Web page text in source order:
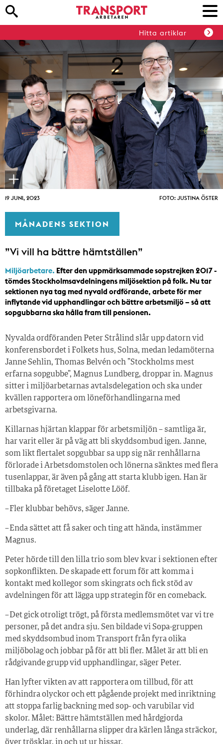
Hitta artiklar
19 JUNI, 2023 FOTO: JUSTINA ÖSTER
MÅNADENS SEKTION
”Vi vill ha bättre hämtställen”
Miljöarbetare. Efter den uppmärksammade sopstrejken 2017 ­
tömdes Stockholmsavdelningens miljösektion på folk. Nu tar
sektionen nya tag med nyvald ordförande, arbete för mer
inflytande vid upphandlingar och bättre arbetsmiljö – så att
sopgubbarna ska hålla fram till pensionen.
Nyvalda ordföranden Peter Strålind slår upp datorn vid
konferensbordet i Folkets hus, Solna, medan ledamöterna
Janne Sehlin, Thomas Belvén och ”Stockholms mest
erfarna sopgubbe”, Magnus Lundberg, droppar in. Magnus
sitter i miljö­arbetarnas avtalsdelegation och ska under
kvällen rapportera om löneförhandlingarna med
arbetsgivarna.
Killarnas hjärtan klappar för arbetsmiljön – samtliga är,
har varit eller är på väg att bli skyddsombud igen. Janne,
som likt flertalet sopgubbar sa upp sig när renhållarna
förlorade i Arbetsdomstolen och lönerna sänktes med flera
tusenlappar, är även på gång att starta klubb igen. Han är
tillbaka på företaget Liselotte Lööf.
– Fler klubbar behövs, säger Janne.
– Enda sättet att få saker och ting att hända, instämmer
Magnus.
Peter hörde till den lilla trio som blev kvar i sektionen efter
sopkonflikten. De skapade ett forum för att komma i
kontakt med kollegor som skingrats och fick stöd av
avdelningen för att lägga upp strategin för en comeback.
– Det gick otroligt trögt, på första medlemsmötet var vi tre
personer, på det andra sju. Sen bildade vi Sopa-gruppen
med skyddsombud inom Transport från fyra olika
miljöbolag och jobbar på för att bli fler. Målet är att bli en
rådgivande grupp vid upphandlingar, säger Peter.
Han lyfter vikten av att rapportera om tillbud, för att
förhindra olyckor och ett pågående projekt med inriktning
att stoppa farlig backning med sop- och varubilar vid
skolor. Målet: Bättre hämtställen med hårdgjorda
underlag, där renhållarna slipper dra kärlen långa sträckor,
över trösklar, in och ut ur hissar.